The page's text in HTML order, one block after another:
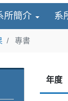
所簡介 系
專書
年度